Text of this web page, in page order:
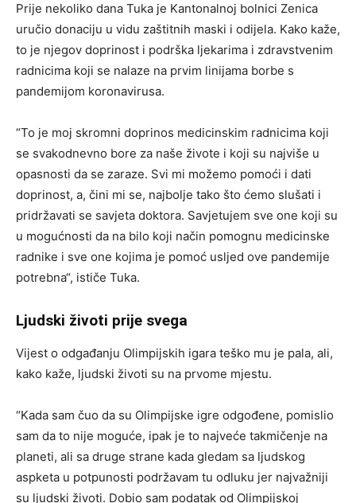
Prije nekoliko dana Tuka je Kantonalnoj bolnici Zenica
uručio donaciju u vidu zaštitnih maski i odijela. Kako kaže,
to je njegov doprinost i podrška ljekarima i zdravstvenim
radnicima koji se nalaze na prvim linijama borbe s
pandemijom koronavirusa.
“To je moj skromni doprinos medicinskim radnicima koji
se svakodnevno bore za naše živote i koji su najviše u
opasnosti da se zaraze. Svi mi možemo pomoći i dati
doprinost, a, čini mi se, najbolje tako što ćemo slušati i
pridržavati se savjeta doktora. Savjetujem sve one koji su
u mogućnosti da na bilo koji način pomognu medicinske
radnike i sve one kojima je pomoć usljed ove pandemije
potrebna“, ističe Tuka.
Ljudski životi prije svega
Vijest o odgađanju Olimpijskih igara teško mu je pala, ali,
kako kaže, ljudski životi su na prvome mjestu.
“Kada sam čuo da su Olimpijske igre odgođene, pomislio
sam da to nije moguće, ipak je to najveće takmičenje na
planeti, ali sa druge strane kada gledam sa ljudskog
aspketa u potpunosti podržavam tu odluku jer najvažniji
su ljudski životi. Dobio sam podatak od Olimpijskoj